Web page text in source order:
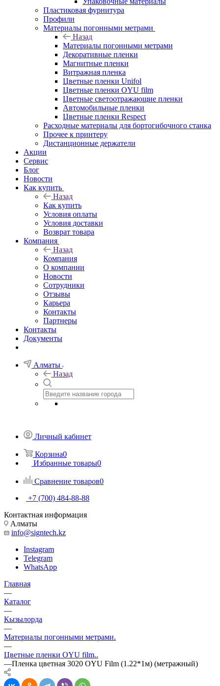
Пластиковая фурнитура
Профили
Материалы погонными метрами
Назад
Материалы погонными метрами
Декоративные пленки
Магнитные пленки
Витражная пленка
Цветные пленки Unifol
Цветные пленки OYU film
Цветные светоотражающие пленки
Автомобильные пленки
Цветные пленки Respect
Расходные материалы для бортогибочного станка
Прочее к принтеру
Дистанционные держатели
Акции
Сервис
Блог
Новости
Как купить
Назад
Как купить
Условия оплаты
Условия доставки
Возврат товара
Компания
Назад
Компания
О компании
Новости
Сотрудники
Отзывы
Карьера
Контакты
Партнеры
Контакты
Документы
Алматы
Назад
Личный кабинет
Корзина0
Избранные товары0
Сравнение товаров0
+7 (700) 484-88-88
Контактная информация
Алматы
info@signtech.kz
Instagram
Telegram
WhatsApp
Главная
—
Каталог
—
Кызылорда
—
Материалы погонными метрами.
—
Цветные пленки OYU film..
—Пленка цветная 3020 OYU Film (1.22*1м) (метражный)